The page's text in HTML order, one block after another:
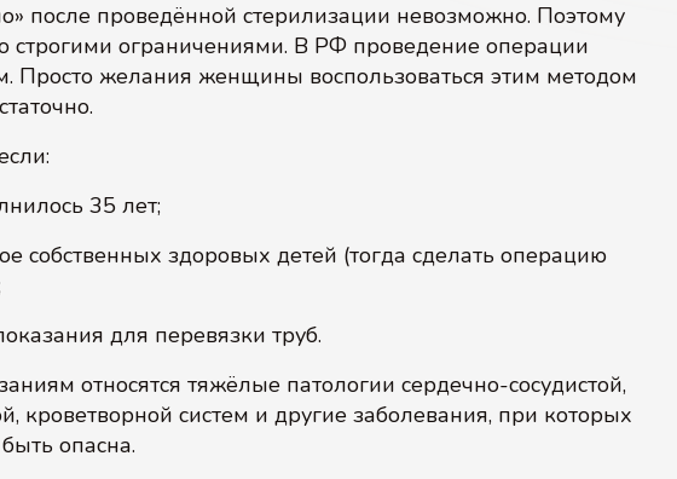
после проведённой стерилизации невозможно. Поэтому
строгими ограничениями. В РФ проведение операции
Просто желания женщины воспользоваться этим методом
35 лет;
собственных здоровых детей (тогда сделать операцию
для перевязки труб.
относятся тяжёлые патологии сердечно‑сосудистой,
кроветворной систем и другие заболевания, при которых
опасна.